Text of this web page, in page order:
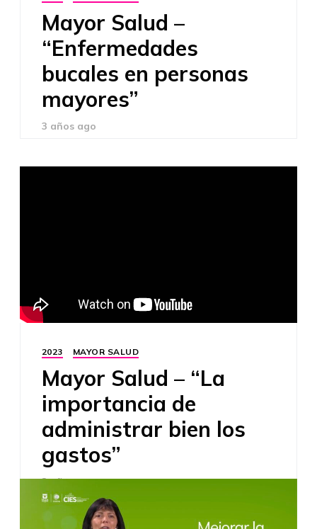
Mayor Salud –
“Enfermedades
bucales en personas
mayores”
3 años ago
2023 MAYOR SALUD
Mayor Salud – “La
importancia de
administrar bien los
gastos”
3 años ago